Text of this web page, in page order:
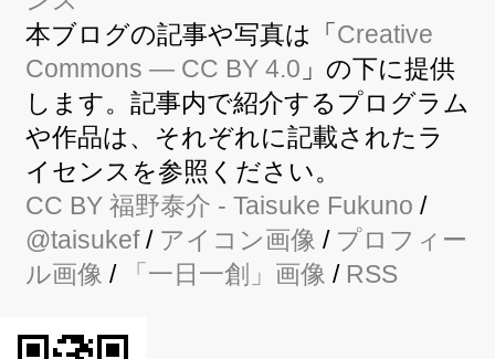
本ブログの記事や写真は「Creative
Commons — CC BY 4.0 」の下に提供
します。記事内で紹介するプログラム
や作品は、それぞれに記載されたラ
イセンスを参照ください。
CC BY 福野泰介 - Taisuke Fukuno /
@taisukef/ アイコン画像 / プロフィー
ル画像 / 「一日一創」画像 / RSS